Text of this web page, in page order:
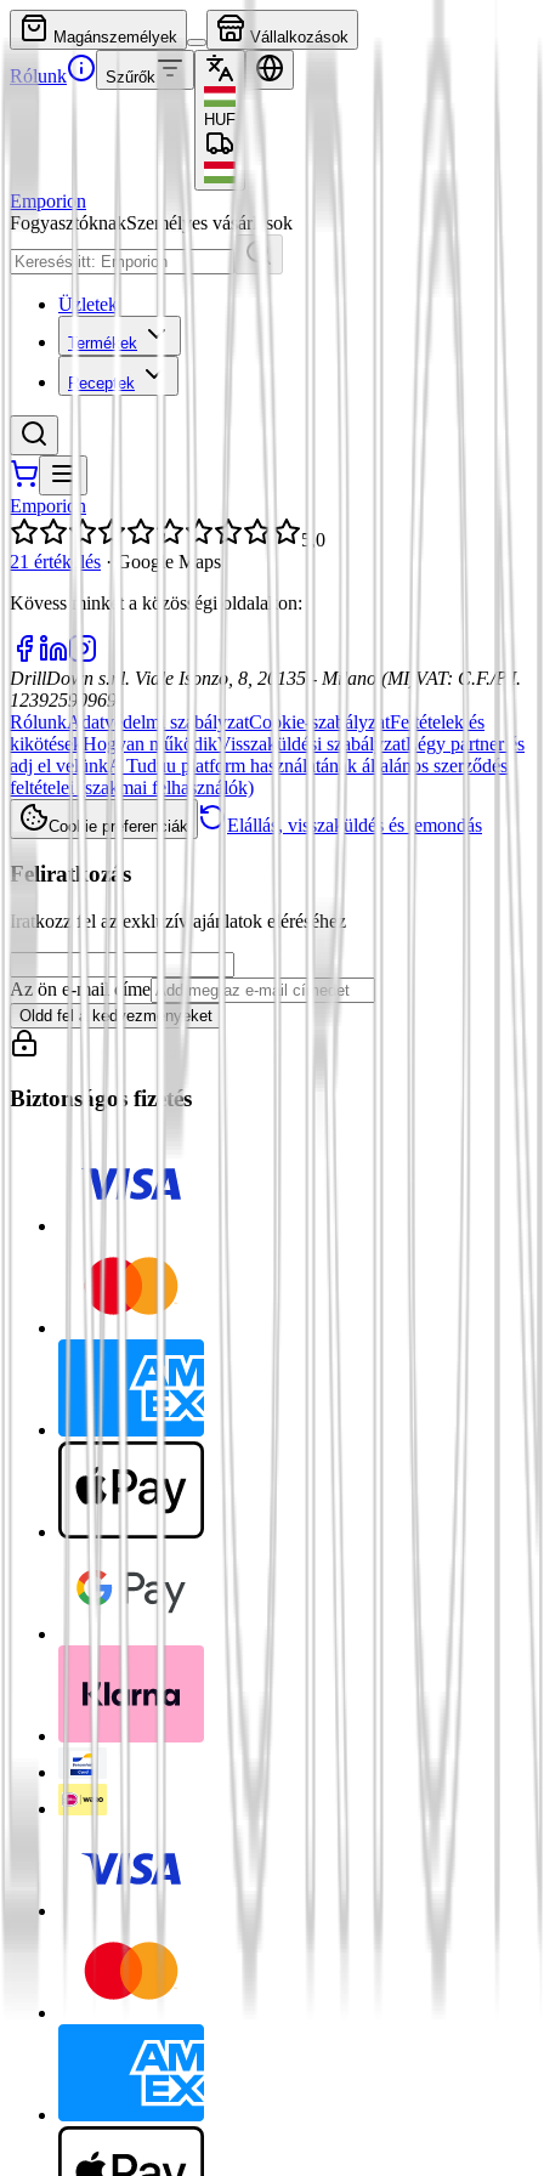
Magánszemélyek Vállalkozások
Rólunk Szűrők
HUF
Emporion
FogyasztóknakSzemélyes vásárlások
Üzletek
Termékek
Receptek
Emporion
5,0
21 értékelés · Google Maps
Kövess minket a közösségi oldalakon:
DrillDown s.r.l. Viale Isonzo, 8, 20135 - Milano (MI) VAT: C.F./P.I.
12392590969
RólunkAdatvédelmi szabályzatCookie-szabályzatFeltételek és
kikötések Hogyan működikVisszaküldési szabályzatLégy partner és
adj el velünkA Tuduu platform használatának általános szerződési
feltételei (szakmai felhasználók)
Cookie preferenciák Elállás, visszaküldés és lemondás
Feliratkozás
Iratkozz fel az exkluzív ajánlatok eléréséhez
Az ön e-mail címe
Oldd fel a kedvezményeket
Biztonságos fizetés